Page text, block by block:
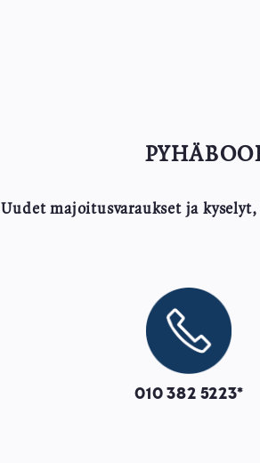
Uudet majoitusvaraukset ja
Image
010 382 5223*